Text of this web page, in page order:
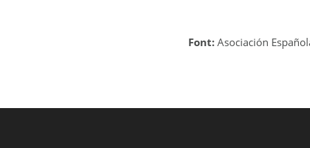
Font: Asociación